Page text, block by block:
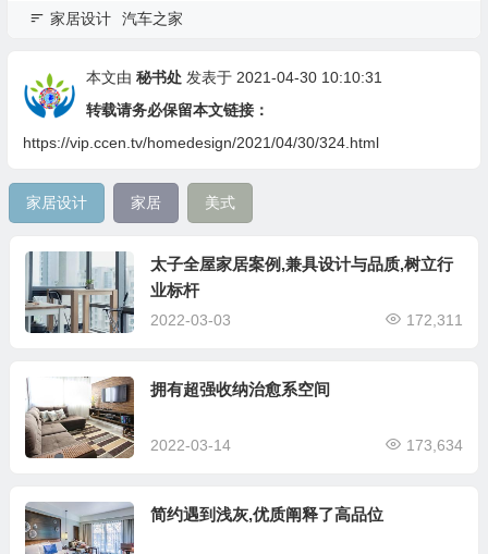
家居设计 汽车之家
本文由 秘书处发表于 2021-04-30 10:10:31
转载请务必保留本文链接：
https://vip.ccen.tv/homedesign/2021/04/30/324.html
家居设计 家居 美式
太子全屋家居案例,兼具设计与品质,树立行
业标杆
2022-03-03 172,311
拥有超强收纳治愈系空间
2022-03-14 173,634
简约遇到浅灰,优质阐释了高品位